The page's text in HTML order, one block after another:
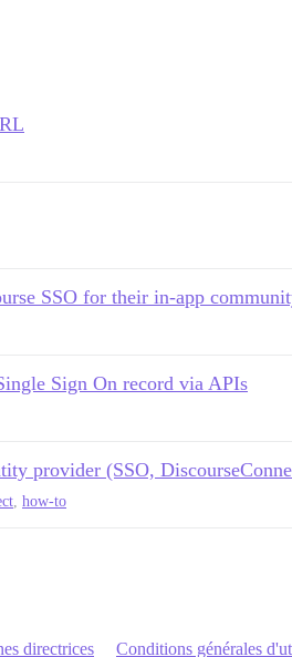
SSO for their in-app
Sign On record via APIs
provider (SSO,
how-to
directrices Conditions générales